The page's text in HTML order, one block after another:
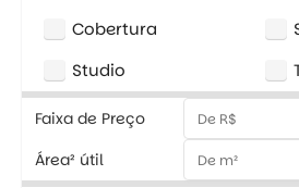
Cobertura
Studio
Faixa de Preço
Área² útil